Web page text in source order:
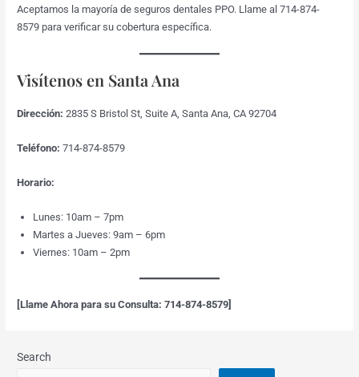
Aceptamos la mayoría de seguros dentales PPO. Llame al 714-874-
8579 para verificar su cobertura específica.
Visítenos en Santa Ana
Dirección: 2835 S Bristol St, Suite A, Santa Ana, CA 92704
Teléfono: 714-874-8579
Horario:
Lunes: 10am – 7pm
Martes a Jueves: 9am – 6pm
Viernes: 10am – 2pm
[Llame Ahora para su Consulta: 714-874-8579]
Search